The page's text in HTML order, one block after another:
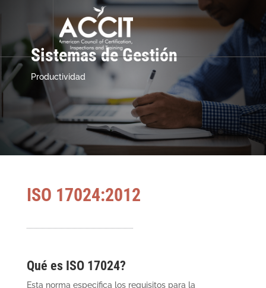
Sistemas de Gestión
Productividad
ISO 17024:2012
Qué es ISO 17024?
Esta norma especifica los requisitos para la